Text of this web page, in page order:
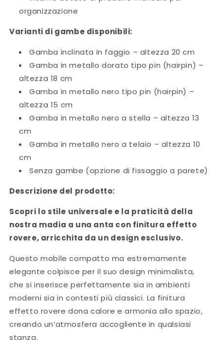
organizzazione
Varianti di gambe disponibili:
Gamba inclinata in faggio – altezza 20 cm
Gamba in metallo dorato tipo pin (hairpin) –
altezza 18 cm
Gamba in metallo nero tipo pin (hairpin) –
altezza 15 cm
Gamba in metallo nero a stella – altezza 13
cm
Gamba in metallo nero a telaio – altezza 10
cm
Senza gambe (opzione di fissaggio a parete)
Descrizione del prodotto:
Scopri lo stile universale e la praticità della
nostra madia a una anta con finitura effetto
rovere, arricchita da un design esclusivo.
Questo mobile compatto ma estremamente
elegante colpisce per il suo design minimalista,
che si inserisce perfettamente sia in ambienti
moderni sia in contesti più classici. La finitura
effetto rovere dona calore e armonia allo spazio,
creando un’atmosfera accogliente in qualsiasi
stanza.